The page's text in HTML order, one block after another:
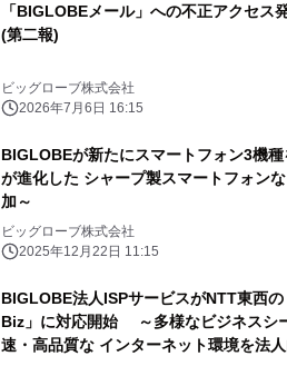
「BIGLOBEメール」への不正アクセス
(第二報)
ビッグローブ株式会社
2026年7月6日 16:15
BIGLOBEが新たにスマートフォン3機
が進化した シャープ製スマートフォン
加～
ビッグローブ株式会社
2025年12月22日 11:15
BIGLOBE法人ISPサービスがNTT東西
Biz」に対応開始 ～多様なビジネスシ
速・高品質な インターネット環境を法